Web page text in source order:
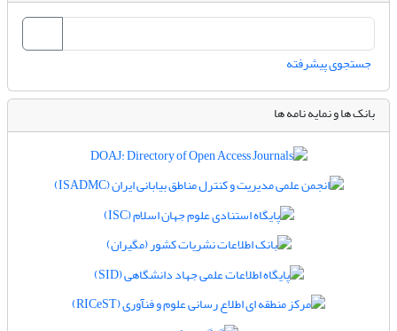
جستجوی پیشرفته
بانک ها و نمایه نامه ها